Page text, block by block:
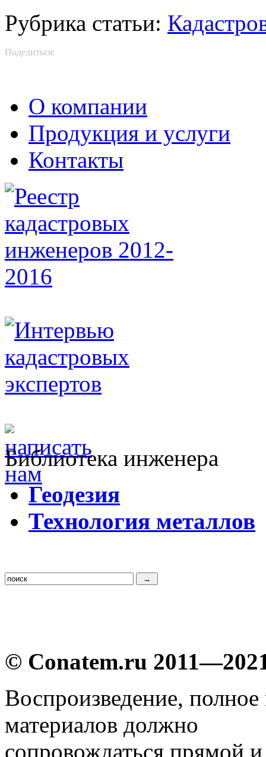
Рубрика статьи:
Поделиться:
О компании
Продукция и услуги
Контакты
Библиотека инженера
Геодезия
Технология металлов
© Conatem.ru
Воспроизведение,
материалов должно
сопровождаться прямой